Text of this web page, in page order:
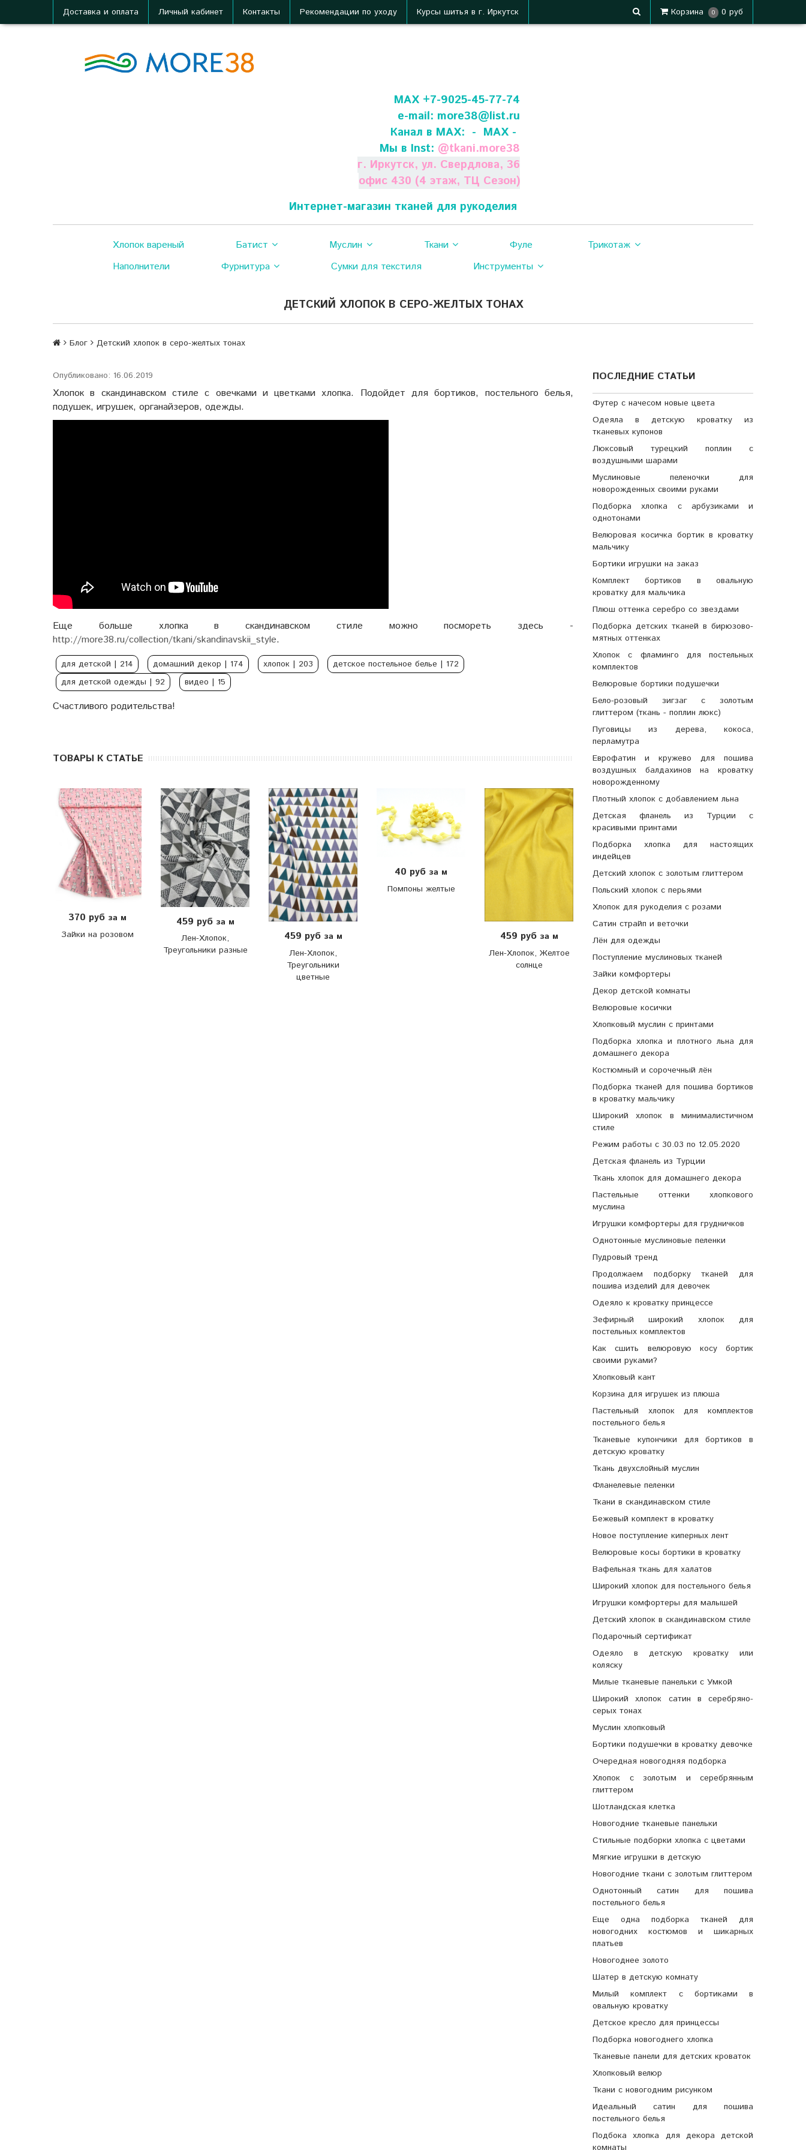
Доставка и оплата Личный кабинет Контакты Рекомендации по уходу Курсы шитья в г. Иркутск Корзина 0 0 руб
МАХ +7-9025-45-77-74
e-mail: more38@list.ru
Канал в МАХ: - МАХ -
Мы в Inst: @tkani.more38
г. Иркутск, ул. Свердлова, 36
офис 430 (4 этаж, ТЦ Сезон)
Интернет-магазин тканей для рукоделия
Хлопок вареный Батист Муслин Ткани Фуле
Трикотаж
Наполнители
Фурнитура Сумки для текстиля Инструменты
ДЕТСКИЙ ХЛОПОК В СЕРО-ЖЕЛТЫХ ТОНАХ
Блог Детский хлопок в серо-желтых тонах
Опубликовано: 16.06.2019
Хлопок в скандинавском стиле с овечками и цветками хлопка. Подойдет для бортиков, постельного белья,
подушек, игрушек, органайзеров, одежды.
Еще больше хлопка в скандинавском стиле можно посмореть здесь -
http://more38.ru/collection/tkani/skandinavskii_style.
для детской | 214 домашний декор | 174 хлопок | 203 детское постельное белье | 172
для детской одежды | 92 видео | 15
Счастливого родительства!
ТОВАРЫ К СТАТЬЕ
370 руб за м
Зайки на розовом
459 руб за м
Лен-Хлопок,
Треугольники разные
459 руб за м
Лен-Хлопок,
Треугольники
цветные
40 руб за м
Помпоны желтые
459 руб за м
Лен-Хлопок, Желтое
солнце
ПОСЛЕДНИЕ СТАТЬИ
Футер с начесом новые цвета
Одеяла в детскую кроватку из
тканевых купонов
Люксовый турецкий поплин с
воздушными шарами
Муслиновые пеленочки для
новорожденных своими руками
Подборка хлопка с арбузиками и
однотонами
Велюровая косичка бортик в кроватку
мальчику
Бортики игрушки на заказ
Комплект бортиков в овальную
кроватку для мальчика
Плюш оттенка серебро со звездами
Подборка детских тканей в бирюзово-
мятных оттенках
Хлопок с фламинго для постельных
комплектов
Велюровые бортики подушечки
Бело-розовый зигзаг с золотым
глиттером (ткань - поплин люкс)
Пуговицы из дерева, кокоса,
перламутра
Еврофатин и кружево для пошива
воздушных балдахинов на кроватку
новорожденному
Плотный хлопок с добавлением льна
Детская фланель из Турции с
красивыми принтами
Подборка хлопка для настоящих
индейцев
Детский хлопок с золотым глиттером
Польский хлопок с перьями
Хлопок для рукоделия с розами
Сатин страйп и веточки
Лён для одежды
Поступление муслиновых тканей
Зайки комфортеры
Декор детской комнаты
Велюровые косички
Хлопковый муслин с принтами
Подборка хлопка и плотного льна для
домашнего декора
Костюмный и сорочечный лён
Подборка тканей для пошива бортиков
в кроватку мальчику
Широкий хлопок в минималистичном
стиле
Режим работы с 30.03 по 12.05.2020
Детская фланель из Турции
Ткань хлопок для домашнего декора
Пастельные оттенки хлопкового
муслина
Игрушки комфортеры для грудничков
Однотонные муслиновые пеленки
Пудровый тренд
Продолжаем подборку тканей для
пошива изделий для девочек
Одеяло к кроватку принцессе
Зефирный широкий хлопок для
постельных комплектов
Как сшить велюровую косу бортик
своими руками?
Хлопковый кант
Корзина для игрушек из плюша
Пастельный хлопок для комплектов
постельного белья
Тканевые купончики для бортиков в
детскую кроватку
Ткань двухслойный муслин
Фланелевые пеленки
Ткани в скандинавском стиле
Бежевый комплект в кроватку
Новое поступление киперных лент
Велюровые косы бортики в кроватку
Вафельная ткань для халатов
Широкий хлопок для постельного белья
Игрушки комфортеры для малышей
Детский хлопок в скандинавском стиле
Подарочный сертификат
Одеяло в детскую кроватку или
коляску
Милые тканевые панельки с Умкой
Широкий хлопок сатин в серебряно-
серых тонах
Муслин хлопковый
Бортики подушечки в кроватку девочке
Очередная новогодняя подборка
Хлопок с золотым и серебрянным
глиттером
Шотландская клетка
Новогодние тканевые панельки
Стильные подборки хлопка с цветами
Мягкие игрушки в детскую
Новогодние ткани с золотым глиттером
Однотонный сатин для пошива
постельного белья
Еще одна подборка тканей для
новогодних костюмов и шикарных
платьев
Новогоднее золото
Шатер в детскую комнату
Милый комплект с бортиками в
овальную кроватку
Детское кресло для принцессы
Подборка новогоднего хлопка
Тканевые панели для детских кроваток
Хлопковый велюр
Ткани с новогодним рисунком
Идеальный сатин для пошива
постельного белья
Подбока хлопка для декора детской